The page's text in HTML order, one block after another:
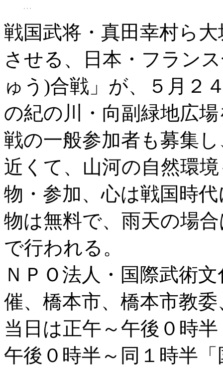
戦国武将・真田幸村ら
させる、日本・フラン
ゅう)合戦」が、５月２
の紀の川・向副緑地広
戦の一般参加者も募集
近くて、山河の自然環
物・参加、心は戦国時
物は無料で、雨天の場
で行われる。
ＮＰＯ法人・国際武術
催、橋本市、橋本市教
当日は正午～午後０時
午後０時半～同１時半